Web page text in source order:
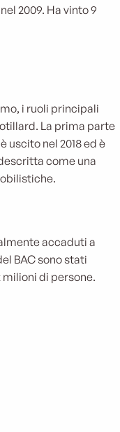
2009. Ha vinto 9
i ruoli principali
La prima parte
uscito nel 2018 ed è
come una
accaduti a
BAC sono stati
di persone.